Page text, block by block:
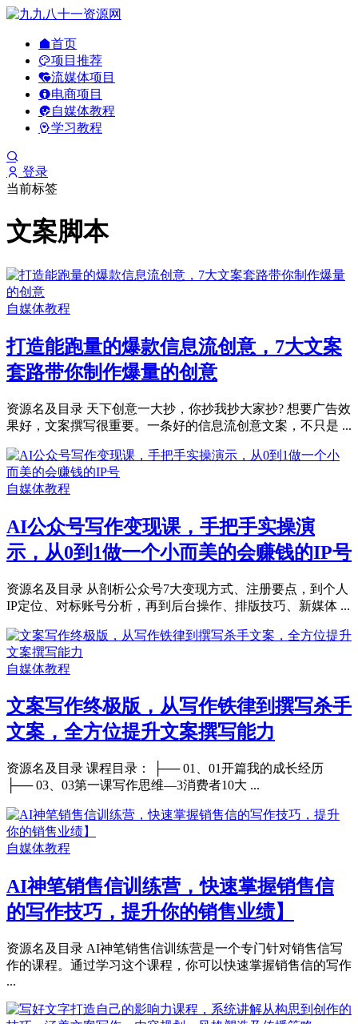
首页
项目推荐
流媒体项目
电商项目
自媒体教程
学习教程
登录
当前标签
文案脚本
自媒体教程
打造能跑量的爆款信息流创意，7大文案
套路带你制作爆量的创意
资源名及目录 天下创意一大抄，你抄我抄大家抄? 想要广告效
果好，文案撰写很重要。一条好的信息流创意文案，不只是 ...
自媒体教程
AI公众号写作变现课，手把手实操演
示，从0到1做一个小而美的会赚钱的IP号
资源名及目录 从剖析公众号7大变现方式、注册要点，到个人
IP定位、对标账号分析，再到后台操作、排版技巧、新媒体 ...
自媒体教程
文案写作终极版，从写作铁律到撰写杀手
文案，全方位提升文案撰写能力
资源名及目录 课程目录： ├── 01、01开篇我的成长经历
├── 03、03第一课写作思维—3消费者10大 ...
自媒体教程
AI神笔销售信训练营，快速掌握销售信
的写作技巧，提升你的销售业绩】
资源名及目录 AI神笔销售信训练营是一个专门针对销售信写
作的课程。通过学习这个课程，你可以快速掌握销售信的写作
...